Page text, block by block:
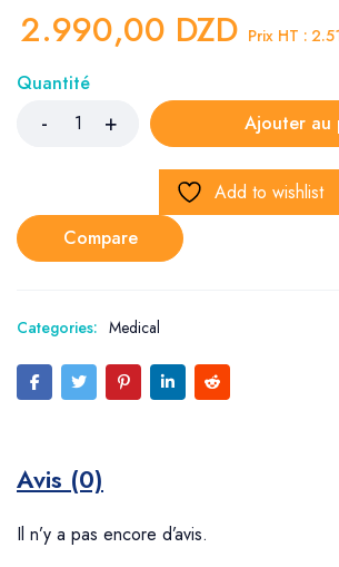
2.990,00 DZD Prix HT :
Quantité
Ajouter au
Add to wishlist
Compare
Categories: Medical
Avis (0)
Il n’y a pas encore d’avis.